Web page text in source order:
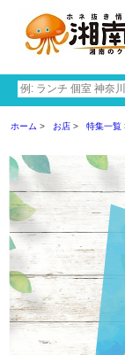
ホーム お店 特集一覧